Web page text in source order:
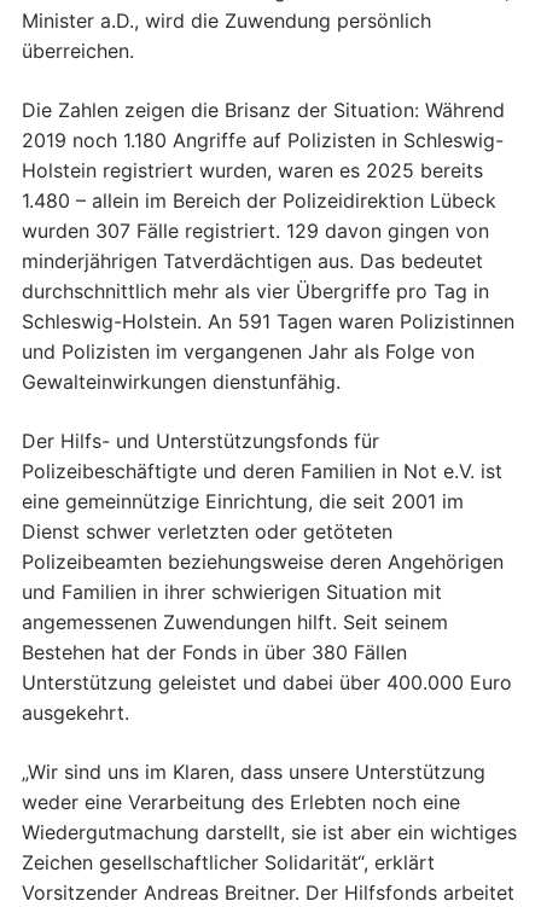
Minister a.D., wird die Zuwendung persönlich
überreichen.
Die Zahlen zeigen die Brisanz der Situation: Während
2019 noch 1.180 Angriffe auf Polizisten in Schleswig-
Holstein registriert wurden, waren es 2025 bereits
1.480 – allein im Bereich der Polizeidirektion Lübeck
wurden 307 Fälle registriert. 129 davon gingen von
minderjährigen Tatverdächtigen aus. Das bedeutet
durchschnittlich mehr als vier Übergriffe pro Tag in
Schleswig-Holstein. An 591 Tagen waren Polizistinnen
und Polizisten im vergangenen Jahr als Folge von
Gewalteinwirkungen dienstunfähig.
Der Hilfs- und Unterstützungsfonds für
Polizeibeschäftigte und deren Familien in Not e.V. ist
eine gemeinnützige Einrichtung, die seit 2001 im
Dienst schwer verletzten oder getöteten
Polizeibeamten beziehungsweise deren Angehörigen
und Familien in ihrer schwierigen Situation mit
angemessenen Zuwendungen hilft. Seit seinem
Bestehen hat der Fonds in über 380 Fällen
Unterstützung geleistet und dabei über 400.000 Euro
ausgekehrt.
„Wir sind uns im Klaren, dass unsere Unterstützung
weder eine Verarbeitung des Erlebten noch eine
Wiedergutmachung darstellt, sie ist aber ein wichtiges
Zeichen gesellschaftlicher Solidarität“, erklärt
Vorsitzender Andreas Breitner. Der Hilfsfonds arbeitet